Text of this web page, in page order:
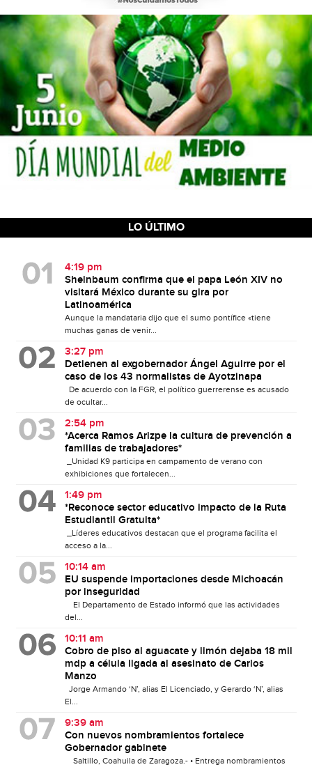
LO ÚLTIMO
4:19 pm
Sheinbaum confirma que el papa León XIV no
visitará México durante su gira por
Latinoamérica
Aunque la mandataria dijo que el sumo pontífice «tiene
muchas ganas de venir...
3:27 pm
Detienen al exgobernador Ángel Aguirre por el
caso de los 43 normalistas de Ayotzinapa
De acuerdo con la FGR, el político guerrerense es acusado
de ocultar...
2:54 pm
*Acerca Ramos Arizpe la cultura de prevención a
familias de trabajadores*
_Unidad K9 participa en campamento de verano con
exhibiciones que fortalecen...
1:49 pm
*Reconoce sector educativo impacto de la Ruta
Estudiantil Gratuita*
_Líderes educativos destacan que el programa facilita el
acceso a la...
10:14 am
EU suspende importaciones desde Michoacán
por inseguridad
El Departamento de Estado informó que las actividades
del...
10:11 am
Cobro de piso al aguacate y limón dejaba 18 mil
mdp a célula ligada al asesinato de Carlos
Manzo
Jorge Armando ‘N’, alias El Licenciado, y Gerardo ‘N’, alias
El...
9:39 am
Con nuevos nombramientos fortalece
Gobernador gabinete
Saltillo, Coahuila de Zaragoza.- • Entrega nombramientos